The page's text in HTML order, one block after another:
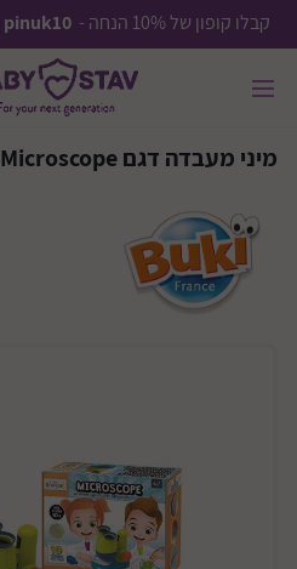
קבלו קופון של 10% הנחה - pinuk10
מיני מעבדה דגם Microscope